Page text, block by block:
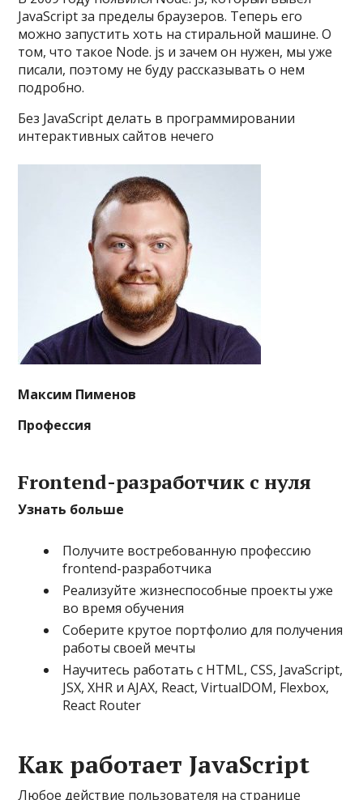
JavaScript за пределы браузеров. Теперь его
можно запустить хоть на стиральной машине. О
том, что такое Node. js и зачем он нужен, мы уже
писали, поэтому не буду рассказывать о нем
подробно.
Без JavaScript делать в программировании
интерактивных сайтов нечего
Максим Пименов
Профессия
Frontend-разработчик с нуля
Узнать больше
Получите востребованную профессию
frontend-разработчика
Реализуйте жизнеспособные проекты уже
во время обучения
Соберите крутое портфолио для получения
работы своей мечты
Научитесь работать с HTML, CSS, JavaScript,
JSX, XHR и AJAX, React, VirtualDOM, Flexbox,
React Router
Как работает JavaScript
Любое действие пользователя на странице